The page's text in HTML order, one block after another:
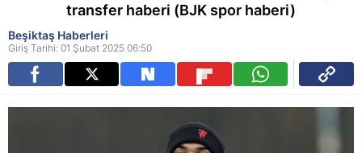
transfer haberi (BJK spor haberi)
Beşiktaş Haberleri
Giriş Tarihi: 01 Şubat 2025 06:50